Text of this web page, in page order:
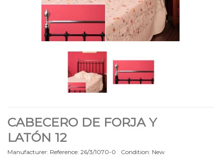
CABECERO DE FORJA Y
LATÓN 12
Manufacturer: Reference: 26/3/1070-0 Condition: New